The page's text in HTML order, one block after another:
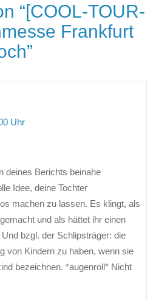
“[COOL-TOUR-
Frankfurt
”
Uhr
deines Berichts beinahe
Idee, deine Tochter
machen zu lassen. Es klingt, als
und als hättet ihr einen
bzgl. der Schlipsträger: die
von Kindern zu haben, wenn sie
bezeichnen. *augenroll* Nicht